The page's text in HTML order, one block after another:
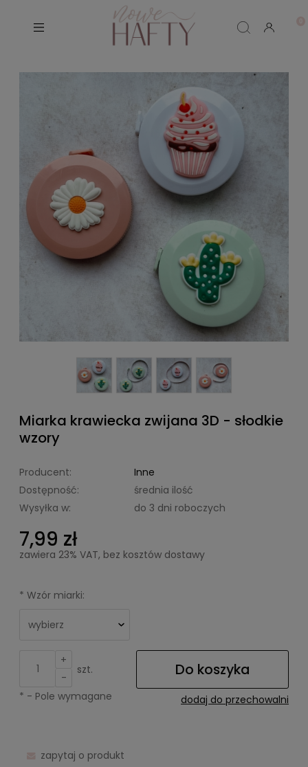
Miarka krawiecka zwijana 3D - słodkie
wzory
Producent:
Inne
Dostępność:
średnia ilość
Wysyłka w:
do 3 dni roboczych
7,99 zł
zawiera 23% VAT, bez kosztów dostawy
* Wzór miarki:
+
-
szt. Do koszyka
dodaj do przechowalni
* - Pole wymagane
zapytaj o produkt